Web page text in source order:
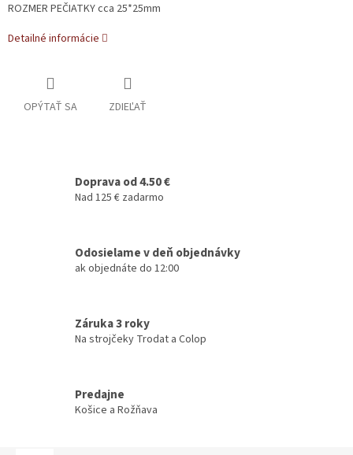
ROZMER PEČIATKY cca 25*25mm
Detailné informácie
OPÝTAŤ SA ZDIEĽAŤ
Doprava od 4.50 €
Nad 125 € zadarmo
Odosielame v deň objednávky
ak objednáte do 12:00
Záruka 3 roky
Na strojčeky Trodat a Colop
Predajne
Košice a Rožňava